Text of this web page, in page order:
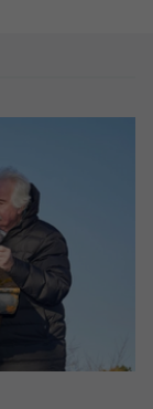
um die
zu
YouTube-